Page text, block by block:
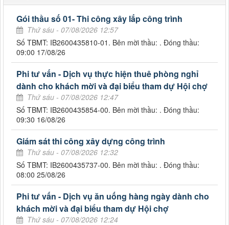
Gói thầu số 01- Thi công xây lắp công trình
Thứ sáu - 07/08/2026 12:57
Số TBMT: IB2600435810-01. Bên mời thầu: . Đóng thầu:
09:00 17/08/26
Phi tư vấn - Dịch vụ thực hiện thuê phòng nghỉ
dành cho khách mời và đại biểu tham dự Hội chợ
Thứ sáu - 07/08/2026 12:47
Số TBMT: IB2600435854-00. Bên mời thầu: . Đóng thầu:
09:30 16/08/26
Giám sát thi công xây dựng công trình
Thứ sáu - 07/08/2026 12:32
Số TBMT: IB2600435737-00. Bên mời thầu: . Đóng thầu:
08:00 25/08/26
Phi tư vấn - Dịch vụ ăn uống hàng ngày dành cho
khách mời và đại biểu tham dự Hội chợ
Thứ sáu - 07/08/2026 12:24